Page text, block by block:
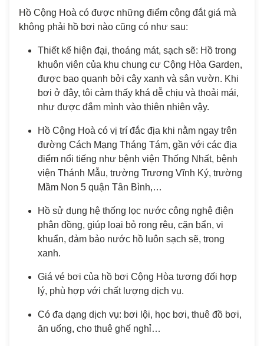
Hồ Cộng Hoà có được những điểm cộng đắt giá mà
không phải hồ bơi nào cũng có như sau:
Thiết kế hiện đại, thoáng mát, sạch sẽ: Hồ trong
khuôn viên của khu chung cư Cộng Hòa Garden,
được bao quanh bởi cây xanh và sân vườn. Khi
bơi ở đây, tôi cảm thấy khá dễ chịu và thoải mái,
như được đắm mình vào thiên nhiên vậy.
Hồ Cộng Hoà có vị trí đắc địa khi nằm ngay trên
đường Cách Mạng Tháng Tám, gần với các địa
điểm nổi tiếng như bệnh viện Thống Nhất, bệnh
viện Thánh Mẫu, trường Trương Vĩnh Ký, trường
Mầm Non 5 quận Tân Bình,…
Hồ sử dụng hệ thống lọc nước công nghệ điện
phân đồng, giúp loại bỏ rong rêu, cặn bẩn, vi
khuẩn, đảm bảo nước hồ luôn sạch sẽ, trong
xanh.
Giá vé bơi của hồ bơi Cộng Hòa tương đối hợp
lý, phù hợp với chất lượng dịch vụ.
Có đa dạng dịch vụ: bơi lội, học bơi, thuê đồ bơi,
ăn uống, cho thuê ghế nghỉ…